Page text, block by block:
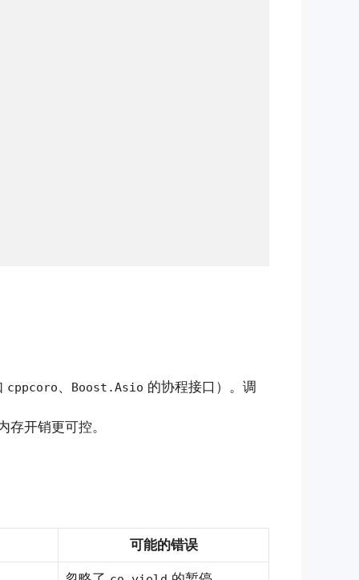
cppcoro、 Boost.Asio 的协程接口）。调
存开销更可控。
可能的错误